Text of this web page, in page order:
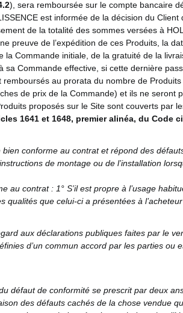
), sera remboursée sur le compte bancaire
est informée de la décision du
de la totalité des sommes versées à
preuve de l’expédition de ces Produits, la
Commande initiale, de la gratuité de la
Commande effective, si cette dernière
au prorata du nombre de
de prix de la Commande) et ils ne seront
proposés sur le Site sont couverts par
1641 et 1648, premier alinéa, du Code
conforme au contrat et répond des
de montage ou de l’installation
au contrat : 1° S’il est propre à l’usage
que celui-ci a présentées à
aux déclarations publiques faites par le
d’un commun accord par les parties
défaut de conformité se prescrit par deux
des défauts cachés de la chose vendue